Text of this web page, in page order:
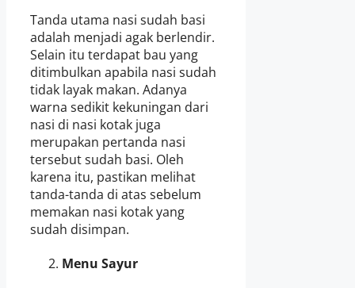
Tanda utama nasi sudah basi
adalah menjadi agak berlendir.
Selain itu terdapat bau yang
ditimbulkan apabila nasi sudah
tidak layak makan. Adanya
warna sedikit kekuningan dari
nasi di nasi kotak juga
merupakan pertanda nasi
tersebut sudah basi. Oleh
karena itu, pastikan melihat
tanda-tanda di atas sebelum
memakan nasi kotak yang
sudah disimpan.
Menu Sayur